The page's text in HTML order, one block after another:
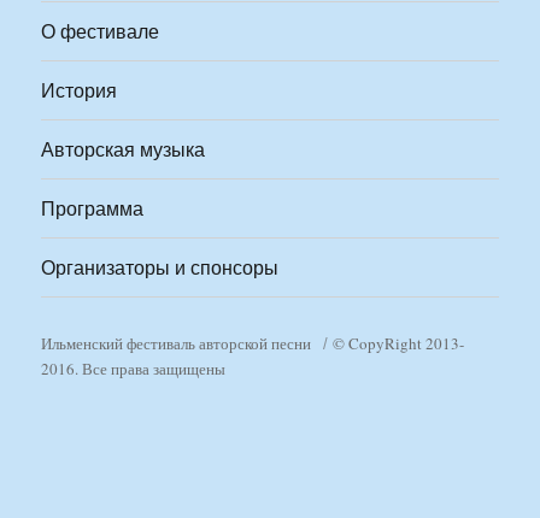
О фестивале
История
Авторская музыка
Программа
Организаторы и спонсоры
Ильменский фестиваль авторской песни
© CopyRight 2013-
2016. Все права защищены